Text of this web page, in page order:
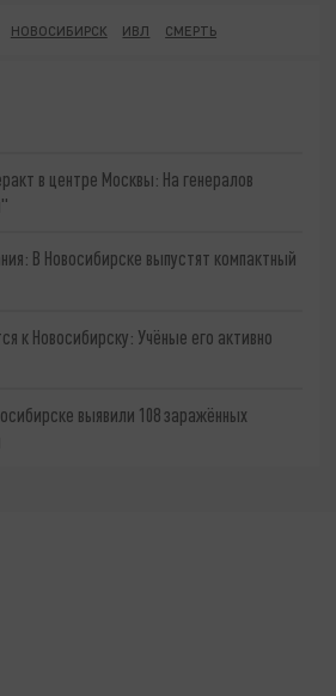
НОВОСИБИРСК ИВЛ СМЕРТЬ
в центре Москвы: На генералов
В Новосибирске выпустят компактный
к Новосибирску: Учёные его активно
выявили 108 заражённых